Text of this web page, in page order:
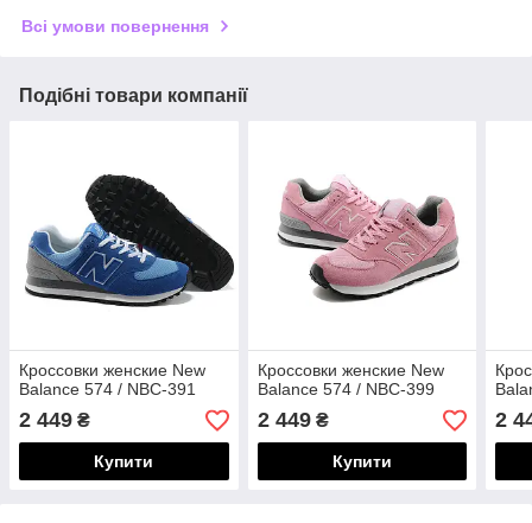
Всі умови повернення
Подібні товари компанії
Кроссовки женские New
Balance 574 / NBC-391
2 449 ₴
Купити
Кроссовки женские New
Balance 574 / NBC-399
2 449₴
Купити
2